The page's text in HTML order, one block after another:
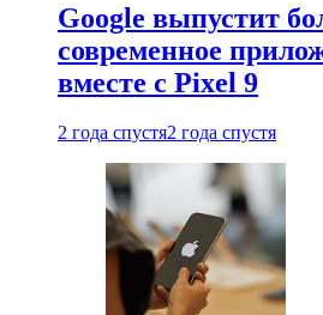
Google выпустит
современное
вместе с Pixel 9
2 года спустя2 года спустя